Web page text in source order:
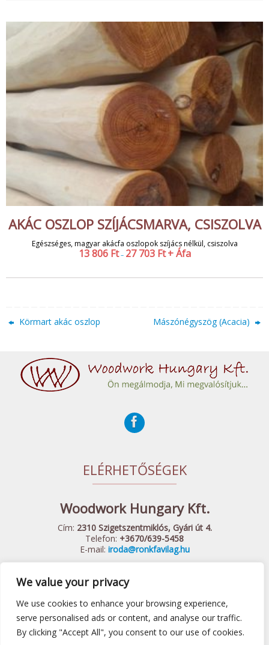
We value your privacy
We use cookies to enhance your browsing experience,
serve personalised ads or content, and analyse our traffic.
By clicking "Accept All", you consent to our use of cookies.
AKÁC OSZLOP SZÍJÁCSMARVA, CSISZOLVA
Egészséges, magyar akácfa oszlopok szíjács nélkül, csiszolva
13 806 Ft – 27 703 Ft + Áfa
Körmart akác oszlop Mászónégyszög (Acacia)
ELÉRHETŐSÉGEK
Woodwork Hungary Kft.
Cím: 2310 Szigetszentmiklós, Gyári út 4.
Telefon: +3670/639-5458
E-mail: iroda@ronkfavilag.hu
© 2015 Woodwork Hungary Kft. - Minden Jog Fenntartva
Játszótéri eszközök|Előtető|Fa hintaágy| Felnőtt játszótér
ÁSZF